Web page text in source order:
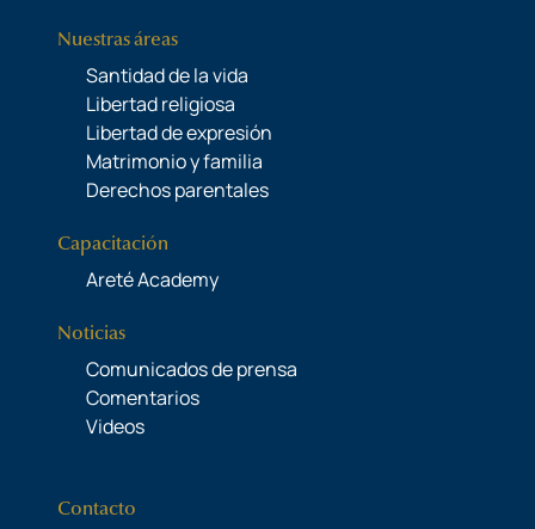
Nuestras áreas
Santidad de la vida
Libertad religiosa
Libertad de expresión
Matrimonio y familia
Derechos parentales
Capacitación
Areté Academy
Noticias
Comunicados de prensa
Comentarios
Videos
Contacto